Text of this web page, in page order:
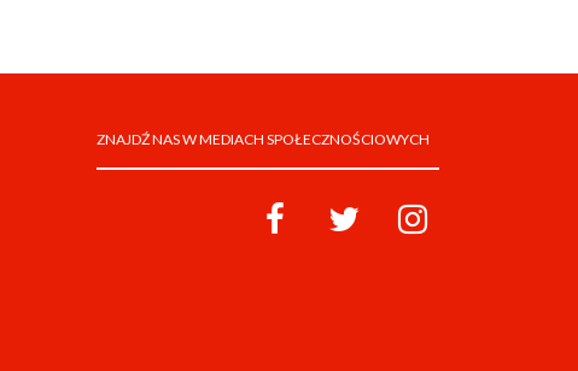
ZNAJDŹ NAS W MEDIACH SPOŁECZNOŚCIOWYCH